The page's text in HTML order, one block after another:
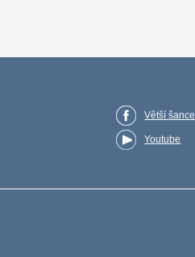
Větší šance
Youtube